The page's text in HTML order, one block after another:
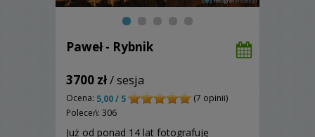
Paweł - Rybnik
3700 zł/ sesja
Ocena: 5,00 / 5
(7 opinii)
Poleceń: 306
Już od ponad 14 lat fotografuję